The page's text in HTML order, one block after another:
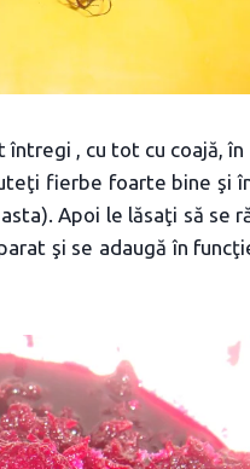
, cu tot cu coajă,
fierbe foarte bine şi
Apoi le lăsaţi să se
şi se adaugă în